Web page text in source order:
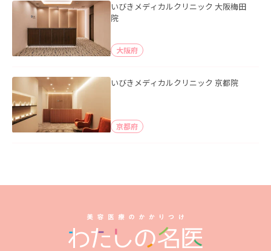
いびきメディカルクリニック 大阪梅田
院
大阪府
いびきメディカルクリニック 京都院
京都府